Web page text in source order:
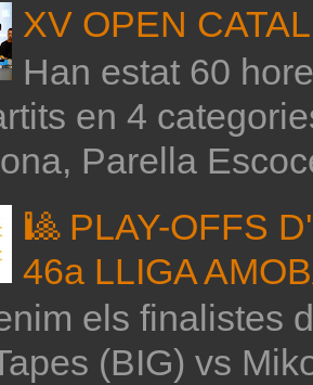
XV OPEN
Han estat 60
en 4
Parella
🎱 PLAY-OFFS
46a LLIGA
els finalistes
(BIG) vs